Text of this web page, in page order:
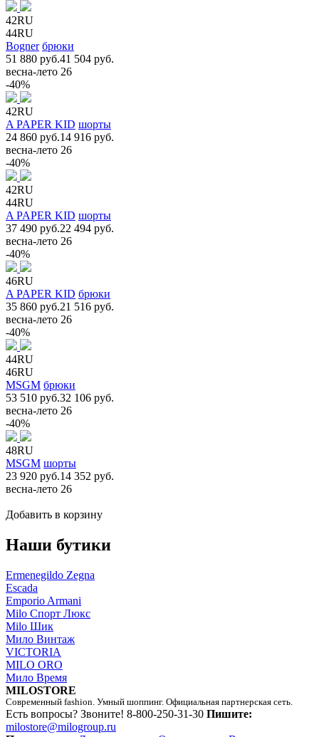
42RU
44RU
Bogner брюки
51 880 руб.41 504 руб.
весна-лето 26
-40%
42RU
A PAPER KID шорты
24 860 руб.14 916 руб.
весна-лето 26
-40%
42RU
44RU
A PAPER KID шорты
37 490 руб.22 494 руб.
весна-лето 26
-40%
46RU
A PAPER KID брюки
35 860 руб.21 516 руб.
весна-лето 26
-40%
44RU
46RU
MSGM брюки
53 510 руб.32 106 руб.
весна-лето 26
-40%
48RU
MSGM шорты
23 920 руб.14 352 руб.
весна-лето 26
Добавить в корзину
Наши бутики
Ermenegildo Zegna
Escada
Emporio Armani
Milo Спорт Люкс
Milo Шик
Мило Винтаж
VICTORIA
MILO ORO
Мило Время
MILOSTORE
Современный fashion. Умный шоппинг. Официальная партнерская сеть.
Есть вопросы? Звоните! 8-800-250-31-30 Пишите:
milostore@milogroup.ru